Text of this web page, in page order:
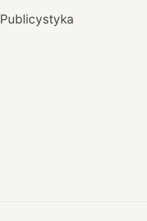
Publicystyka